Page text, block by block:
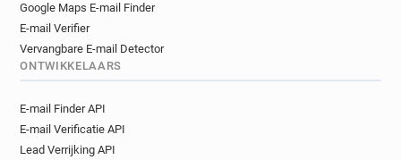
Google Maps E-mail Finder
E-mail Verifier
Vervangbare E-mail Detector
ONTWIKKELAARS
E-mail Finder API
E-mail Verificatie API
Lead Verrijking API